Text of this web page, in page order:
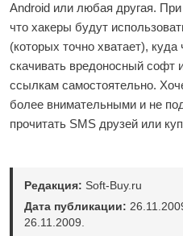
Android или любая другая.
что хакеры будут
(которых точно хватает),
скачивать вредоносный софт
ссылкам самостоятельно.
более внимательными и не
прочитать SMS друзей или
Редакция: Soft-Buy.ru
Дата публикации:
26.11.2009.